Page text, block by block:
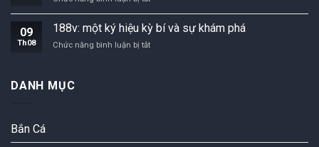
thống
điện
cạnh
độc
đáo
phá
và
ý
09
Th08
188v: một ký hiệu kỳ bí và sự khám phá
Chức năng bình luận bị tắt188v:
khám
DANH MỤC
Bắn Cá